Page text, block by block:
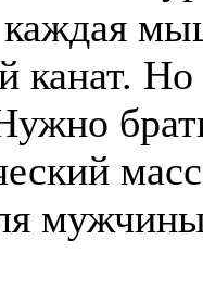
канат.